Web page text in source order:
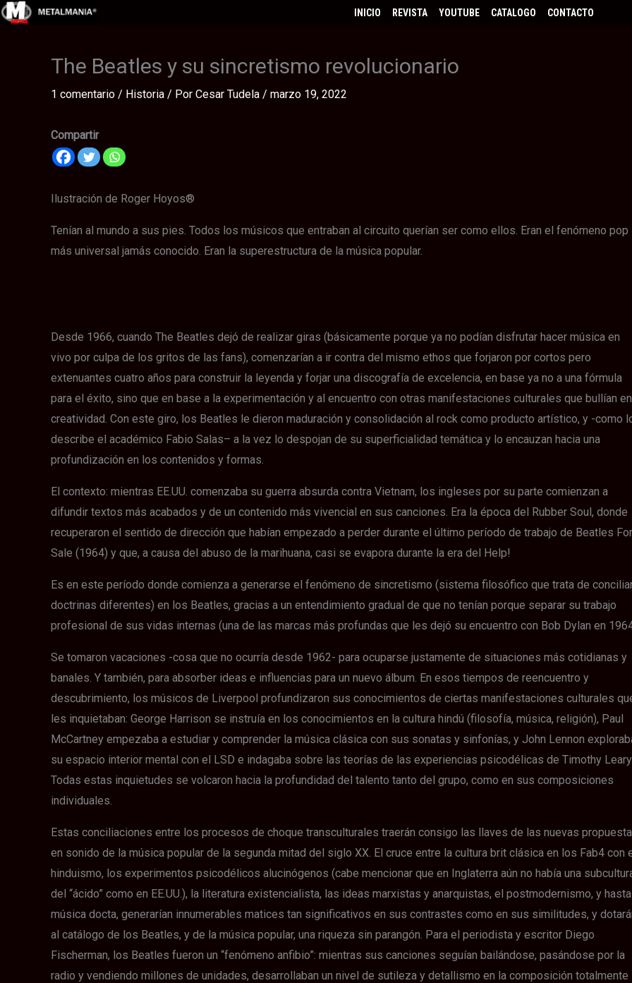
Ir
INICIO REVISTA YOUTUBE CATALOGO CONTACTO
The Beatles y su sincretismo revolucionario
1 comentario / Historia / Por Cesar Tudela / marzo 19, 2022
Compartir
Ilustración de Roger Hoyos®
Tenían al mundo a sus pies. Todos los músicos que entraban al circuito querían ser como ellos. Eran el fenómeno pop
más universal jamás conocido. Eran la superestructura de la música popular.
Desde 1966, cuando The Beatles dejó de realizar giras (básicamente porque ya no podían disfrutar hacer música en
vivo por culpa de los gritos de las fans), comenzarían a ir contra del mismo ethos que forjaron por cortos pero
extenuantes cuatro años para construir la leyenda y forjar una discografía de excelencia, en base ya no a una fórmula
para el éxito, sino que en base a la experimentación y al encuentro con otras manifestaciones culturales que bullían en
creatividad. Con este giro, los Beatles le dieron maduración y consolidación al rock como producto artístico, y -como
describe el académico Fabio Salas– a la vez lo despojan de su superficialidad temática y lo encauzan hacia una
profundización en los contenidos y formas.
El contexto: mientras EE.UU. comenzaba su guerra absurda contra Vietnam, los ingleses por su parte comienzan a
difundir textos más acabados y de un contenido más vivencial en sus canciones. Era la época del Rubber Soul, donde
recuperaron el sentido de dirección que habían empezado a perder durante el último período de trabajo de Beatles For
Sale (1964) y que, a causa del abuso de la marihuana, casi se evapora durante la era del Help!
Es en este período donde comienza a generarse el fenómeno de sincretismo (sistema filosófico que trata de
doctrinas diferentes) en los Beatles, gracias a un entendimiento gradual de que no tenían porque separar su trabajo
profesional de sus vidas internas (una de las marcas más profundas que les dejó su encuentro con Bob Dylan en
Se tomaron vacaciones -cosa que no ocurría desde 1962- para ocuparse justamente de situaciones más cotidianas y
banales. Y también, para absorber ideas e influencias para un nuevo álbum. En esos tiempos de reencuentro y
descubrimiento, los músicos de Liverpool profundizaron sus conocimientos de ciertas manifestaciones culturales
les inquietaban: George Harrison se instruía en los conocimientos en la cultura hindú (filosofía, música, religión), Paul
McCartney empezaba a estudiar y comprender la música clásica con sus sonatas y sinfonías, y John Lennon
su espacio interior mental con el LSD e indagaba sobre las teorías de las experiencias psicodélicas de Timothy Leary.
Todas estas inquietudes se volcaron hacia la profundidad del talento tanto del grupo, como en sus composiciones
individuales.
Estas conciliaciones entre los procesos de choque transculturales traerán consigo las llaves de las nuevas
en sonido de la música popular de la segunda mitad del siglo XX. El cruce entre la cultura brit clásica en los Fab4 con
hinduismo, los experimentos psicodélicos alucinógenos (cabe mencionar que en Inglaterra aún no había una
del “ácido” como en EE.UU.), la literatura existencialista, las ideas marxistas y anarquistas, el postmodernismo, y
música docta, generarían innumerables matices tan significativos en sus contrastes como en sus similitudes, y
al catálogo de los Beatles, y de la música popular, una riqueza sin parangón. Para el periodista y escritor Diego
Fischerman, los Beatles fueron un “fenómeno anfibio”: mientras sus canciones seguían bailándose, pasándose por la
radio y vendiendo millones de unidades, desarrollaban un nivel de sutileza y detallismo en la composición totalmente